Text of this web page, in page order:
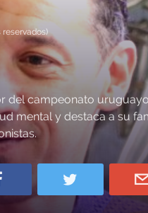
del campeonato
mental y destaca a su